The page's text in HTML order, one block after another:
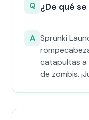
Q ¿De qué
A Sprunki
catapultas a
de zombis.